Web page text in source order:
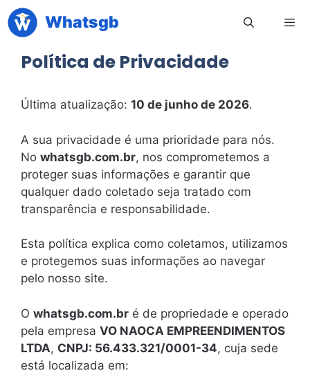
Pular
para
conteúdo
Whatsgb
Política de Privacidade
Última atualização: 10 de junho de 2026.
A sua privacidade é uma prioridade para nós.
No whatsgb.com.br, nos comprometemos a
proteger suas informações e garantir que
qualquer dado coletado seja tratado com
transparência e responsabilidade.
Esta política explica como coletamos, utilizamos
e protegemos suas informações ao navegar
pelo nosso site.
O whatsgb.com.br é de propriedade e operado
pela empresa VO NAOCA EMPREENDIMENTOS
LTDA, CNPJ: 56.433.321/0001-34, cuja sede
está localizada em: